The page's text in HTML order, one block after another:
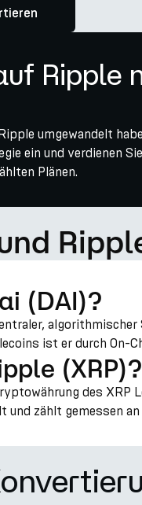
Ripple
umgewandelt
ein und verdienen
Plänen.
(DAI)?
ist er durch On-
(XRP)?
des XRP
und zählt gemessen